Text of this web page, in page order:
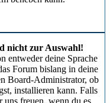
nicht zur Auswahl!
entweder deine Sprache
Forum bislang in deine
Board-Administrator, ob
installieren kann. Falls